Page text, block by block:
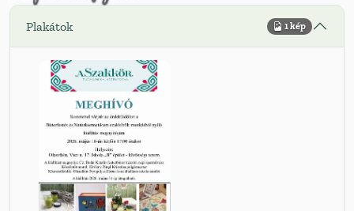
Plakátok 1 kép